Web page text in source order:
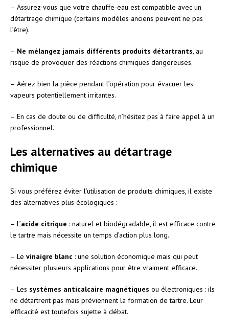
– Assurez-vous que votre chauffe-eau est compatible avec un
détartrage chimique (certains modèles anciens peuvent ne pas
l’être).
– Ne mélangez jamais différents produits détartrants , au
risque de provoquer des réactions chimiques dangereuses.
– Aérez bien la pièce pendant l’opération pour évacuer les
vapeurs potentiellement irritantes.
– En cas de doute ou de difficulté, n’hésitez pas à faire appel à un
professionnel.
Les alternatives au détartrage
chimique
Si vous préférez éviter l’utilisation de produits chimiques, il existe
des alternatives plus écologiques :
– L’acide citrique : naturel et biodégradable, il est efficace contre
le tartre mais nécessite un temps d’action plus long.
– Le vinaigre blanc : une solution économique mais qui peut
nécessiter plusieurs applications pour être vraiment efficace.
– Les systèmes anticalcaire magnétiques ou électroniques : ils
ne détartrent pas mais préviennent la formation de tartre. Leur
efficacité est toutefois sujette à débat.